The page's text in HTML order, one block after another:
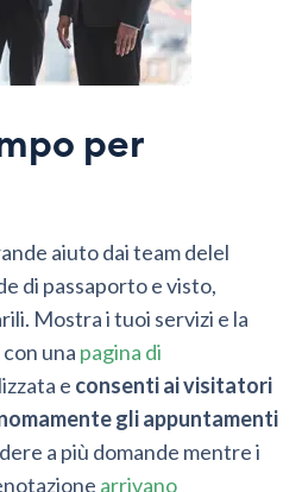
per
aiuto dai team delel
di passaporto e visto,
Mostra i tuoi servizi e la
una pagina di
e consenti ai visitatori
gli appuntamenti
a più domande mentre i
arrivano